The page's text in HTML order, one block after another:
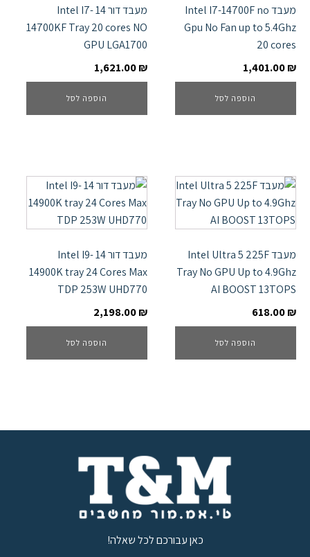
מעבד Intel I7-14700F no
Gpu No Fan up to 5.4Ghz
20 cores
1,401.00₪
הוספה לסל
מעבד דור 14 Intel I7-
14700KF Tray 20 cores NO
GPU LGA1700
1,621.00₪
הוספה לסל
מעבד Intel Ultra 5 225F
Tray No GPU Up to 4.9Ghz
AI BOOST 13TOPS
618.00₪
הוספה לסל
מעבד דור 14 Intel I9-
14900K tray 24 Cores Max
TDP 253W UHD770
2,198.00₪
הוספה לסל
כאן עבורכם לכל שאלה!